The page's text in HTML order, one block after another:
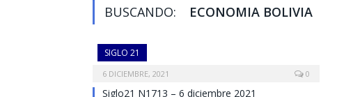
BUSCANDO: ECONOMIA BOLIVIA
SIGLO 21
6 DICIEMBRE, 2021 0
Siglo21 N1713 – 6 diciembre 2021